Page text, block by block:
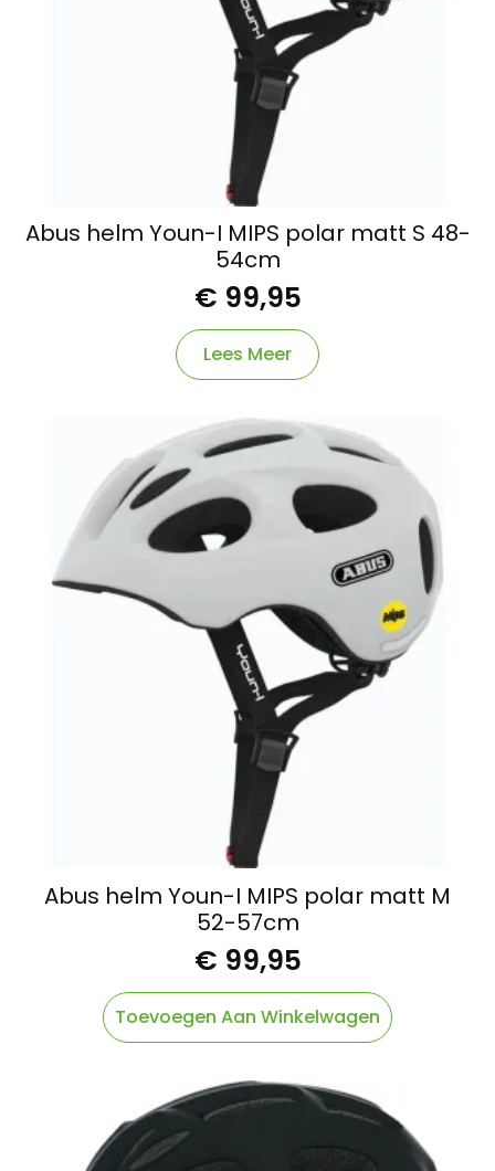
Abus helm Youn-I MIPS polar matt S 48-
54cm
€ 99,95
Lees Meer
Abus helm Youn-I MIPS polar matt M
52-57cm
€ 99,95
Toevoegen Aan Winkelwagen